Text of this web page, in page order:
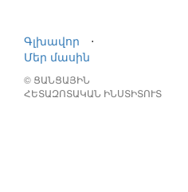
Գլխավոր
⋅
Մեր մասին
© ՑԱՆՑԱՅԻՆ
ՀԵՏԱԶՈՏԱԿԱՆ ԻՆՍՏԻՏՈՒՏ